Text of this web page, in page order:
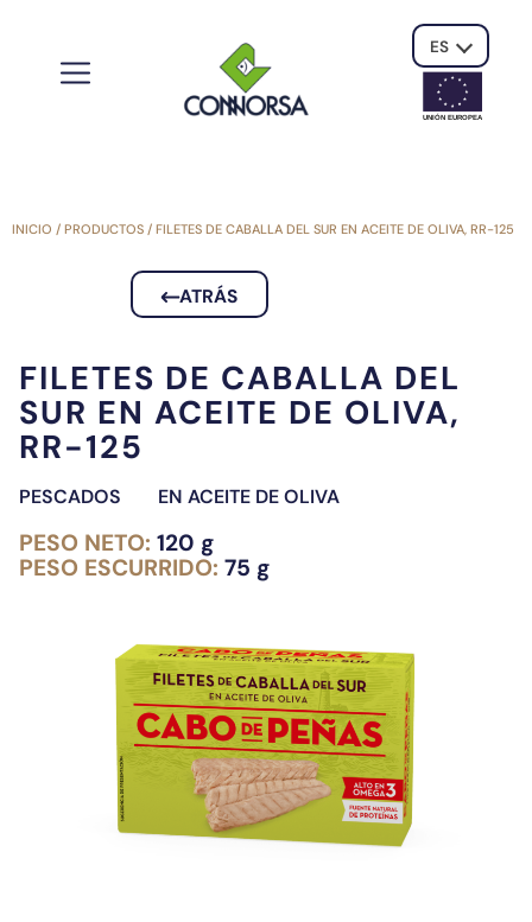
ES
UNIÓN EUROPEA
INICIO / PRODUCTOS / FILETES DE CABALLA DEL SUR EN ACEITE DE OLIVA, RR-125
ATRÁS
FILETES DE CABALLA DEL
SUR EN ACEITE DE OLIVA,
RR-125
PESCADOS EN ACEITE DE OLIVA
PESO NETO: 120 g
PESO ESCURRIDO: 75 g